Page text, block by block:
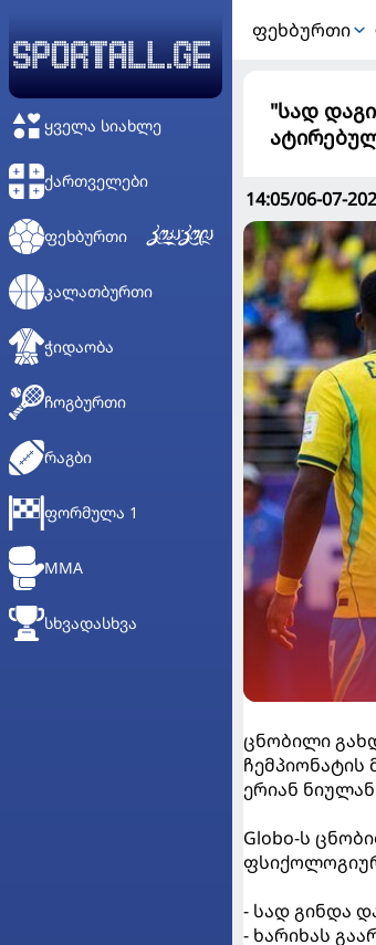
ᲧᲕᲔᲚᲐ ᲡᲘᲐᲮᲚᲔ
ᲥᲐᲠᲗᲕᲔᲚᲔᲑᲘ
ᲤᲔᲮᲑᲣᲠᲗᲘ
ᲙᲐᲚᲐᲗᲑᲣᲠᲗᲘ
ᲭᲘᲓᲐᲝᲑᲐ
ᲩᲝᲒᲑᲣᲠᲗᲘ
ᲠᲐᲒᲑᲘ
ᲤᲝᲠᲛᲣᲚᲐ 1
MMA
ᲡᲮᲕᲐᲓᲐᲡᲮᲕᲐ
ᲤᲔᲮᲑᲣᲠᲗᲘ
"სად
14:05/06-07-
ცნობილი
ერიან
Globo-ს
- სად გინდა
- ხარიხას